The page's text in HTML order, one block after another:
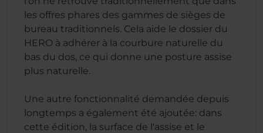
les offres phares des gammes de sièges de
bureau traditionnels. Cela aide le dossier du
HERO à adhérer à la courbure naturelle du
bas du dos, ce qui donne une posture assise
plus naturelle.
Une autre fonctionnalité demandée depuis
longtemps a également été ajoutée: dans
cette édition, la surface de l'assise et le